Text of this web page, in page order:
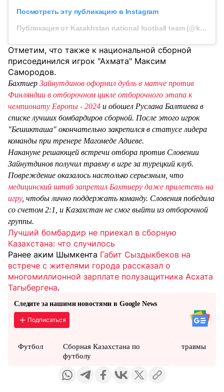
Посмотреть эту публикацию в Instagram
Публикация от Kazakhstan national football team (@kff_team)
Отметим, что также к национальной сборной
присоединился игрок "Ахмата" Максим
Самородов.
Бахтиер Зайнутдинов оформил дубль в матче против
Финляндии в отборочном цикле отборочного этапа к
чемпионату Европы - 2024 и обошел Руслана Балтиева в
списке лучших бомбардиров сборной. После этого игрок
"Бешикташа" окончательно закрепился в статусе лидера
команды при тренере Магомеде Адиеве.
Накануне решающей встречи отбора против Словении
Зайнутдинов получил травму в игре за турецкий клуб.
Повреждение оказалось настолько серьезным, что
медицинский штаб запретил Бахтиеру даже прилететь на
игру, чтобы лично поддержать команду. Словения победила
со счетом 2:1, и Казахстан не смог выйти из отборочной
группы.
Лучший бомбардир не приехал в сборную
Казахстана: что случилось
Ранее аким Шымкента Габит Сыздыкбеков на
встрече с жителями города рассказал о
многомиллионной зарплате полузащитника Асхата
Тагыбергена.
Следите за нашими новостями в Google News
Подписаться
Футбол
Сборная Казахстана по
футболу
травмы